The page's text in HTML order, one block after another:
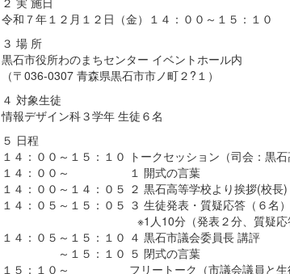
令和７年１２月１２日（金）１４：００～１５：１０
３ 場 所
黒石市役所わのまちセンター イベントホール内
（〒036-0307 青森県黒石市市ノ町２?１）
４ 対象生徒
情報デザイン科３学年 生徒６名
５ 日程
１４：００～１５：１０ トークセッション（司会：黒石
１４：００～ １ 開式の言葉
１４：００～１４：０５ ２ 黒石高等学校より挨拶(校長)
１４：０５～１５：０５ ３ 生徒発表・質疑応答（６名）
※1人10分（発表２分、質疑応答
１４：０５～１５：１０ ４ 黒石市議会委員長 講評
～１５：１０ ５ 閉式の言葉
１５：１０～ フリートーク（市議会議員と生徒